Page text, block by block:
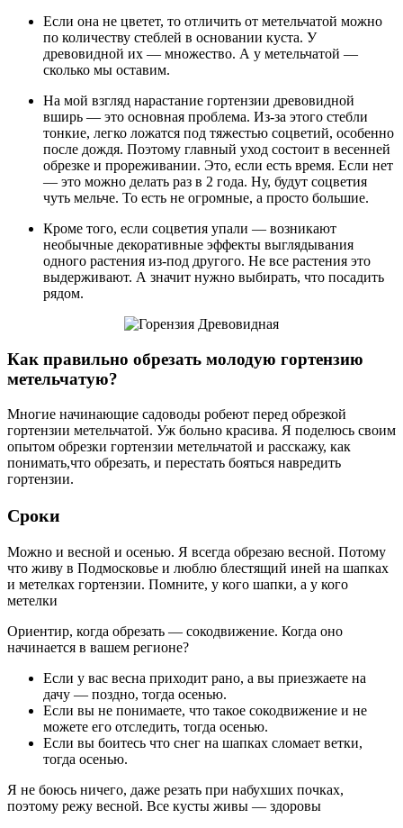
Если она не цветет, то отличить от метельчатой можно
по количеству стеблей в основании куста. У
древовидной их — множество. А у метельчатой —
сколько мы оставим.
На мой взгляд нарастание гортензии древовидной
вширь — это основная проблема. Из-за этого стебли
тонкие, легко ложатся под тяжестью соцветий, особенно
после дождя. Поэтому главный уход состоит в весенней
обрезке и прореживании. Это, если есть время. Если нет
— это можно делать раз в 2 года. Ну, будут соцветия
чуть мельче. То есть не огромные, а просто большие.
Кроме того, если соцветия упали — возникают
необычные декоративные эффекты выглядывания
одного растения из-под другого. Не все растения это
выдерживают. А значит нужно выбирать, что посадить
рядом.
Как правильно обрезать молодую гортензию
метельчатую?
Многие начинающие садоводы робеют перед обрезкой
гортензии метельчатой. Уж больно красива. Я поделюсь своим
опытом обрезки гортензии метельчатой и расскажу, как
понимать,что обрезать, и перестать бояться навредить
гортензии.
Сроки
Можно и весной и осенью. Я всегда обрезаю весной. Потому
что живу в Подмосковье и люблю блестящий иней на шапках
и метелках гортензии. Помните, у кого шапки, а у кого
метелки
Ориентир, когда обрезать — сокодвижение. Когда оно
начинается в вашем регионе?
Если у вас весна приходит рано, а вы приезжаете на
дачу — поздно, тогда осенью.
Если вы не понимаете, что такое сокодвижение и не
можете его отследить, тогда осенью.
Если вы боитесь что снег на шапках сломает ветки,
тогда осенью.
Я не боюсь ничего, даже резать при набухших почках,
поэтому режу весной. Все кусты живы — здоровы